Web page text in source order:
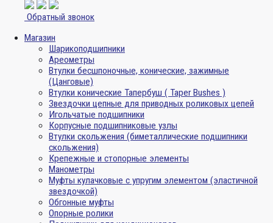
Обратный звонок
Магазин
Шарикоподшипники
Ареометры
Втулки бесшпоночные, конические, зажимные
(Цанговые)
Втулки конические Тапербуш ( Taper Bushes )
Звездочки цепные для приводных роликовых цепей
Игольчатые подшипники
Корпусные подшипниковые узлы
Втулки скольжения (биметаллические подшипники
скольжения)
Крепежные и стопорные элементы
Манометры
Муфты кулачковые с упругим элементом (эластичной
звездочкой)
Обгонные муфты
Опорные ролики